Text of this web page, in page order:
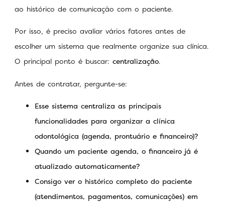
ao histórico de comunicação com o paciente.
Por isso, é preciso avaliar vários fatores antes de
escolher um sistema que realmente organize sua clínica.
O principal ponto é buscar: centralização.
Antes de contratar, pergunte-se:
Esse sistema centraliza as principais
funcionalidades para organizar a clínica
odontológica (agenda, prontuário e financeiro)?
Quando um paciente agenda, o financeiro já é
atualizado automaticamente?
Consigo ver o histórico completo do paciente
(atendimentos, pagamentos, comunicações) em